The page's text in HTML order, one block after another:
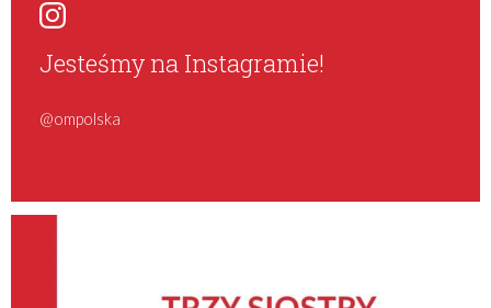
Jesteśmy na Instagramie!
@ompolska